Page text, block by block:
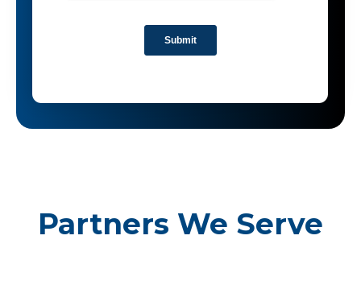
Partners We Serve